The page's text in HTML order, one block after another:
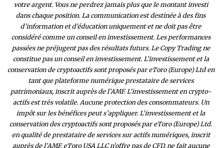
votre argent. Vous ne perdrez jamais plus que le montant investi
dans chaque position. La communication est destinée à des fins
d’information et d’éducation uniquement et ne doit pas être
considéré comme un conseil en investissement. Les performances
passées ne préjugent pas des résultats futurs. Le Copy Trading ne
constitue pas un conseil en investissement. L’investissement et la
conservation de cryptoactifs sont proposés par eToro (Europe) Ltd en
tant que plateforme numérique prestataire de services
patrimoniaux, inscrit auprès de l’AMF. L’investissement en crypto-
actifs est très volatile. Aucune protection des consommateurs. Un
impôt sur les bénéfices peut s’appliquer. L’investissement et la
conservation des cryptoactifs sont proposés par eToro (Europe) Ltd.
en qualité de prestataire de services sur actifs numériques, inscrit
auprès de l’AMF. eToro USA LLC n’offre pas de CFD, ne fait aucune